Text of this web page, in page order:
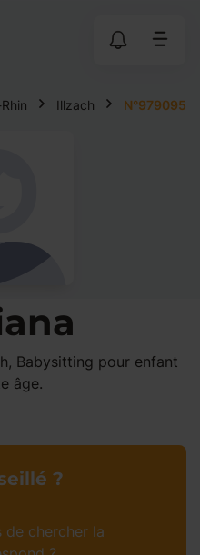
Illzach N°979095
Babysitting pour enfant
âge.
?
de chercher la